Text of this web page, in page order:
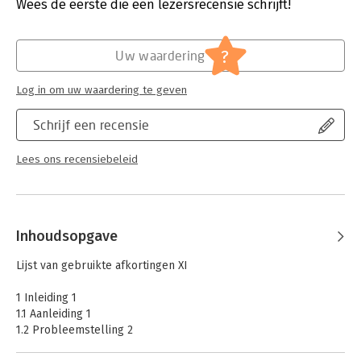
Personen- en familierecht - Algemeen
Wees de eerste die een lezersrecensie schrijft!
Schrijf een recensie
Lees ons recensiebeleid
Uw waardering ?
Log in om uw waardering te geven
Inhoudsopgave
Lijst van gebruikte afkortingen XI
1 Inleiding 1
1.1 Aanleiding 1
1.2 Probleemstelling 2